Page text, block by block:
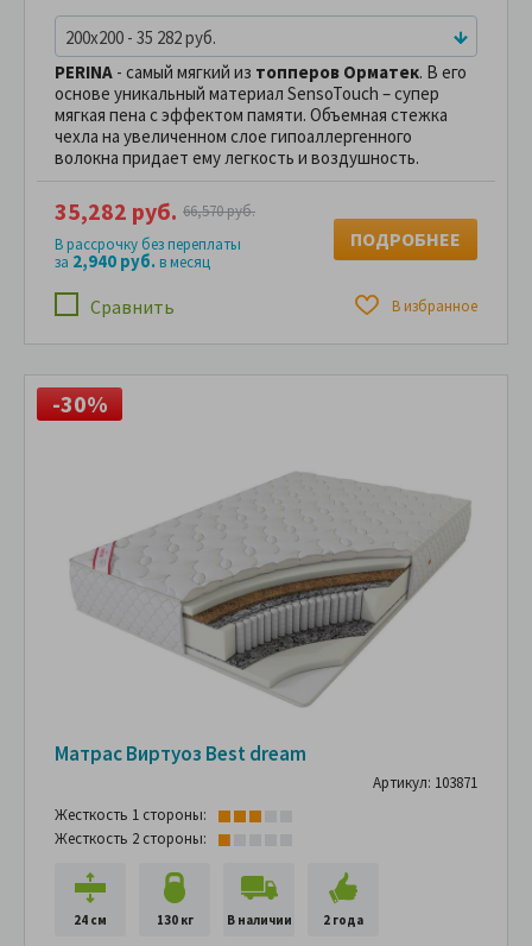
200x200 - 35 282 руб.
PERINA - самый мягкий из топперов Орматек. В его
основе уникальный материал SensoTouch –супер
мягкая пена с эффектом памяти. Объемная стежка
чехла на увеличенном слое гипоаллергенного
волокна придает ему легкость и воздушность.
Сравнить В избранное
35,282 руб. 66,570 руб.
В рассрочку без переплаты
за 2,940 руб.в месяц
ПОДРОБНЕЕ
-30%
Матрас Виртуоз Best dream
Артикул: 103871
Жесткость 1 стороны:
Жесткость 2 стороны:
24 см 130 кг В наличии 2 года